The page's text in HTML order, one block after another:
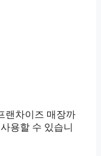
랜차이즈 매장까
용할 수 있습니